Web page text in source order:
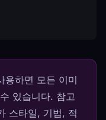
용하면 모든 이미
있습니다. 참고
스타일, 기법, 적